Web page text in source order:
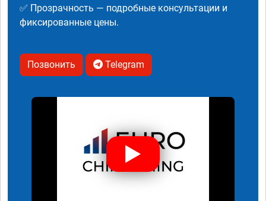
✅ Прозрачность — подробные консультации и
фиксированные цены.
Позвонить Telegram